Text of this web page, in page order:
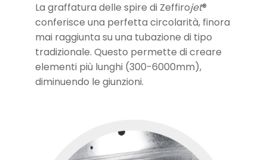
La graffatura delle spire di Zeffirojet®
conferisce una perfetta circolarità, finora
mai raggiunta su una tubazione di tipo
tradizionale. Questo permette di creare
elementi più lunghi (300-6000mm),
diminuendo le giunzioni.